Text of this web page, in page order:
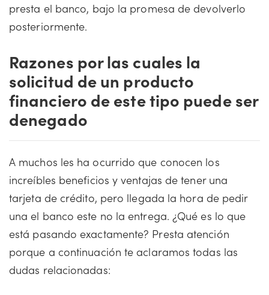
presta el banco, bajo la promesa de devolverlo
posteriormente.
Razones por las cuales la
solicitud de un producto
financiero de este tipo puede ser
denegado
A muchos les ha ocurrido que conocen los
increíbles beneficios y ventajas de tener una
tarjeta de crédito, pero llegada la hora de pedir
una el banco este no la entrega. ¿Qué es lo que
está pasando exactamente? Presta atención
porque a continuación te aclaramos todas las
dudas relacionadas: